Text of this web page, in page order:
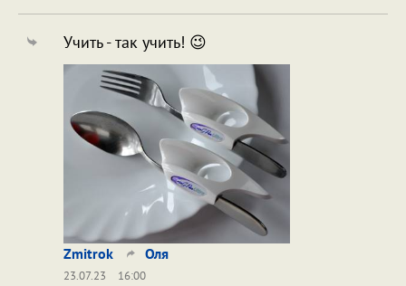
Учить - так учить! 😉
Zmitrok Оля
23.07.23
16:00